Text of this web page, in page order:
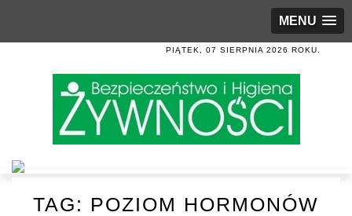
MENU
PIĄTEK, 07 SIERPNIA 2026 ROKU.
TAG: POZIOM HORMONÓW